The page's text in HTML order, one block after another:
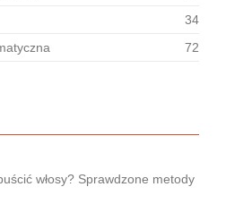
34
72
włosy? Sprawdzone metody